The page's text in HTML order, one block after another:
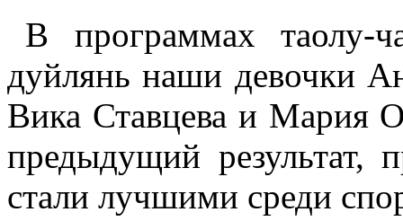
В программах таолу-
дуйлянь наши девочки
Вика Ставцева и Мария
предыдущий результат,
стали лучшими среди